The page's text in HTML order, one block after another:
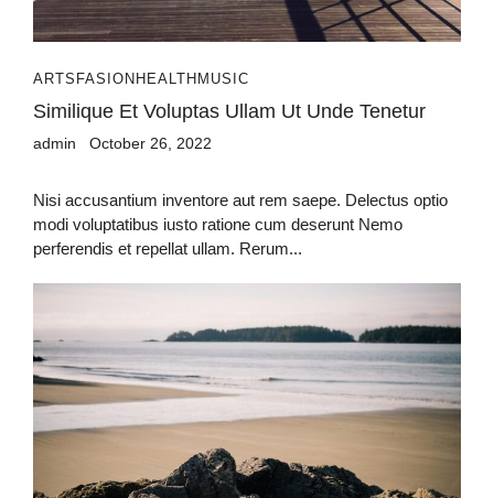
ARTS FASION HEALTH MUSIC
Similique Et Voluptas Ullam Ut Unde Tenetur
admin October 26, 2022
Nisi accusantium inventore aut rem saepe. Delectus optio
modi voluptatibus iusto ratione cum deserunt Nemo
perferendis et repellat ullam. Rerum...